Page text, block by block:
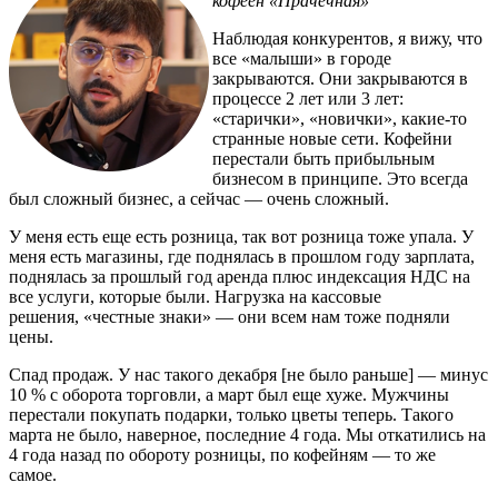
Наблюдая конкурентов, я вижу, что
все «малыши» в городе
закрываются. Они закрываются в
процессе 2 лет или 3 лет:
«старички», «новички», какие-то
странные новые сети. Кофейни
перестали быть прибыльным
бизнесом в принципе. Это всегда
был сложный бизнес, а сейчас — очень сложный.
У меня есть еще есть розница, так вот розница тоже упала. У
меня есть магазины, где поднялась в прошлом году зарплата,
поднялась за прошлый год аренда плюс индексация НДС на
все услуги, которые были. Нагрузка на кассовые
решения, «честные знаки» — они всем нам тоже подняли
цены.
Спад продаж. У нас такого декабря [не было раньше] — минус
10 % с оборота торговли, а март был еще хуже. Мужчины
перестали покупать подарки, только цветы теперь. Такого
марта не было, наверное, последние 4 года. Мы откатились на
4 года назад по обороту розницы, по кофейням — то же
самое.